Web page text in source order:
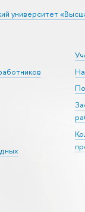
университет